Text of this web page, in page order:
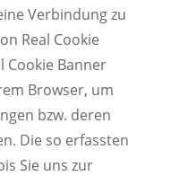
Verbindung zu
Real Cookie
Cookie Banner
Browser, um
bzw. deren
Die so erfassten
Sie uns zur